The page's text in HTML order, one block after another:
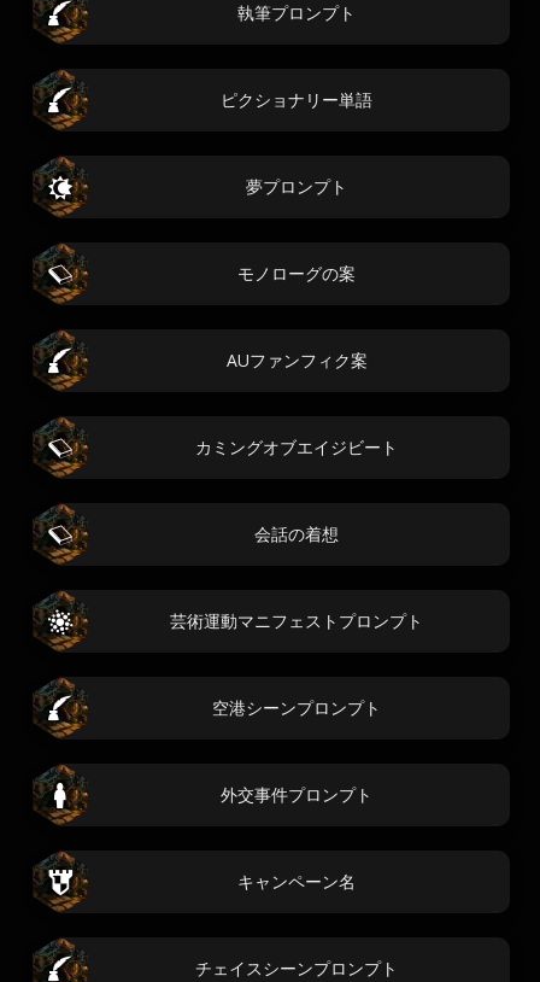
執筆プロンプト
ピクショナリー単語
夢プロンプト
モノローグの案
AUファンフィク案
カミングオブエイジビート
会話の着想
芸術運動マニフェストプロンプト
空港シーンプロンプト
外交事件プロンプト
キャンペーン名
チェイスシーンプロンプト